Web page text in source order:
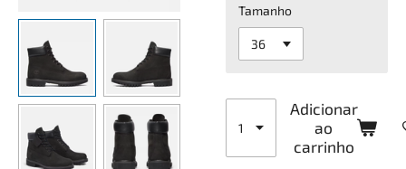
Tamanho
Adicionar
ao
carrinho